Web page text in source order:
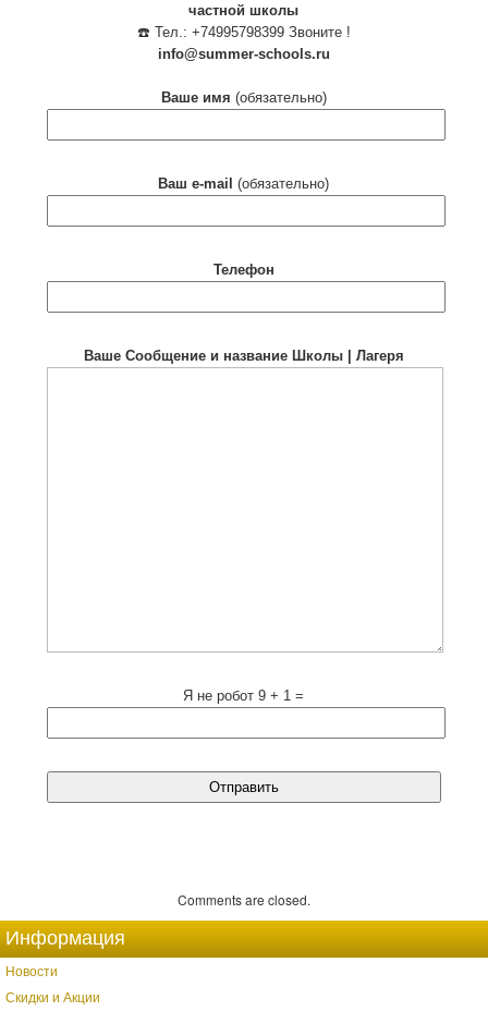
частной школы
☎️ Тел.: +74995798399 Звоните !
info@summer-schools.ru
Ваше имя (обязательно)
Ваш e-mail (обязательно)
Телефон
Ваше Сообщение и название Школы | Лагеря
Я не робот9 + 1 =
Comments are closed.
Информация
Новости
Скидки и Акции